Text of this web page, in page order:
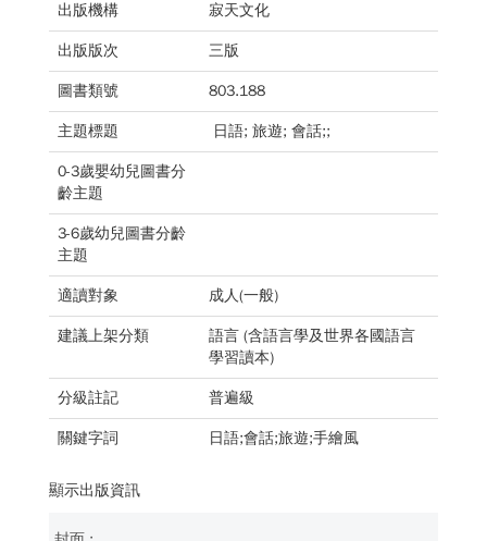
出版機構 寂天文化
出版版次 三版
圖書類號 803.188
主題標題 日語; 旅遊; 會話;;
0-3歲嬰幼兒圖書分
齡主題
3-6歲幼兒圖書分齡
主題
適讀對象 成人(一般)
建議上架分類
語言 (含語言學及世界各國語言
學習讀本)
分級註記 普遍級
關鍵字詞 日語;會話;旅遊;手繪風
顯示出版資訊